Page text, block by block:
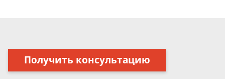
Получить консультацию